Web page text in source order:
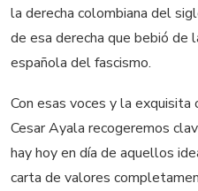
la derecha colombiana del
de esa derecha que bebió de
española del fascismo.
Con esas voces y la
Cesar Ayala recogeremos
hay hoy en día de aquellos
carta de valores